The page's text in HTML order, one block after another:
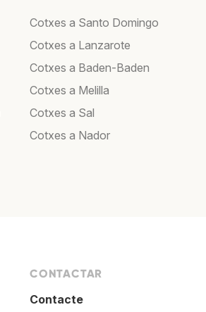
Cotxes a Santo Domingo
Cotxes a Lanzarote
Cotxes a Baden-Baden
Cotxes a Melilla
Cotxes a Sal
Cotxes a Nador
CONTACTAR
Contacte